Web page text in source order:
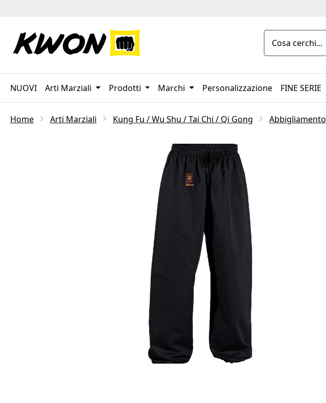
NUOVI Arti Marziali Prodotti Marchi Personalizzazione FINE SERIE
Home Arti Marziali Kung Fu / Wu Shu / Tai Chi / Qi Gong Abbigliamento